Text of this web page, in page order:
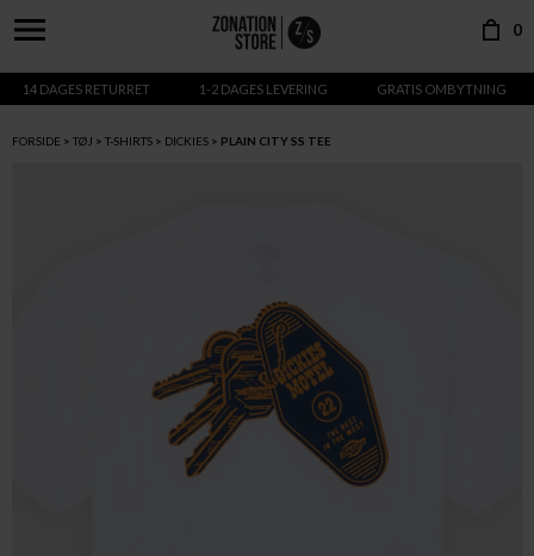
0
14 DAGES RETURRET 1-2 DAGES LEVERING GRATIS OMBYTNING
FORSIDE TØJ T-SHIRTS DICKIES PLAIN CITY SS TEE